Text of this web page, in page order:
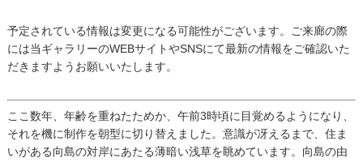
予定されている情報は変更になる可能性がございます。ご来廊の際
には当ギャラリーのWEBサイトやSNSにて最新の情報をご確認いた
だきますようお願いいたします。
ここ数年、年齢を重ねたためか、午前3時頃に目覚めるようになり、
それを機に制作を朝型に切り替えました。意識が冴えるまで、住ま
いがある向島の対岸にあたる薄暗い浅草を眺めています。向島の由